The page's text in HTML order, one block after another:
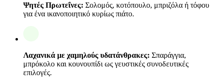
Ψητές Πρωτεΐνες: Σολομός, κοτόπουλο, μπριζόλα ή τόφου
για ένα ικανοποιητικό κυρίως πιάτο.
Λαχανικά με χαμηλούς υδατάνθρακες: Σπαράγγια,
μπρόκολο και κουνουπίδι ως γευστικές συνοδευτικές
επιλογές.